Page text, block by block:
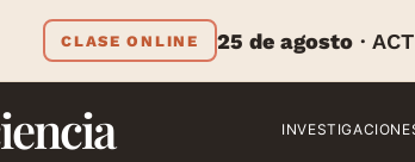
CLASE ONLINE 25 de agosto ·